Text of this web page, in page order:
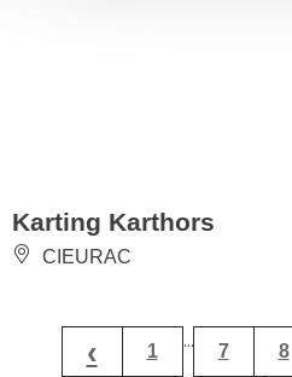
Karting Karthors
CIEURAC
‹ 1 ... 7 8